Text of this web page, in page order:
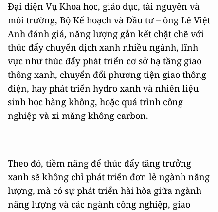
Đại diện Vụ Khoa học, giáo dục, tài nguyên và
môi trường, Bộ Kế hoạch và Đầu tư – ông Lê Việt
Anh đánh giá, năng lượng gắn kết chặt chẽ với
thúc đẩy chuyển dịch xanh nhiều ngành, lĩnh
vực như thúc đẩy phát triển cơ sở hạ tầng giao
thông xanh, chuyển đổi phương tiện giao thông
điện, hay phát triển hydro xanh và nhiên liệu
sinh học hàng không, hoặc quá trình công
nghiệp và xi măng không carbon.
Theo đó, tiềm năng để thúc đẩy tăng trưởng
xanh sẽ không chỉ phát triển đơn lẻ ngành năng
lượng, mà có sự phát triển hài hòa giữa ngành
năng lượng và các ngành công nghiệp, giao